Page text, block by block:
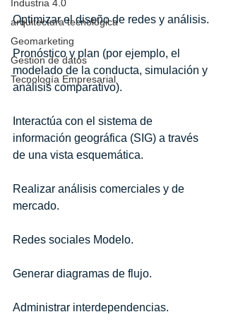
Industria 4.0
arquitectura tecnológica
Geomarketing
Gestion de datos
Tecnología Empresarial
Optimizar el diseño de redes y análisis.
Pronóstico y plan (por ejemplo, el
modelado de la conducta, simulación y
análisis comparativo).
Interactúa con el sistema de
información geográfica (SIG) a través
de una vista esquemática.
Realizar análisis comerciales y de
mercado.
Redes sociales Modelo.
Generar diagramas de flujo.
Administrar interdependencias.